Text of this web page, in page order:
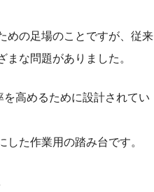
めの足場のことですが、従来
な問題がありました。
高めるために設計されてい
た作業用の踏み台です。